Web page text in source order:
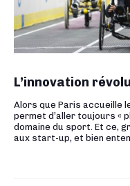
L’innovation
Alors que Paris accueille
permet d’aller toujours «
domaine du sport. Et ce,
aux start-up, et bien